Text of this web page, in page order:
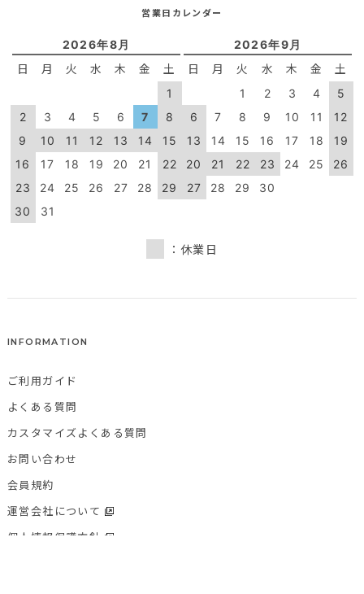
営業日カレンダー
2026年8月
日 月 火 水 木 金 土
1
2
3 4 5 6 7
8
9
10 11 12 13 14
15
16
17 18 19 20 21
22
23
24 25 26 27 28
29
30
31
2026年9月
日 月 火 水 木 金 土
1 2 3 4
5
6
7 8 9 10 11
12
13
14 15 16 17 18
19
20
21 22 23 24 25
26
27
28 29 30
：休業日
INFORMATION
ご利用ガイド
よくある質問
カスタマイズよくある質問
お問い合わせ
会員規約
運営会社について
個人情報保護方針